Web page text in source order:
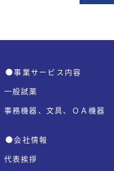
●事業サービス内容
一般試薬
事務機器、文具、ＯＡ機器
●会社情報
代表挨拶